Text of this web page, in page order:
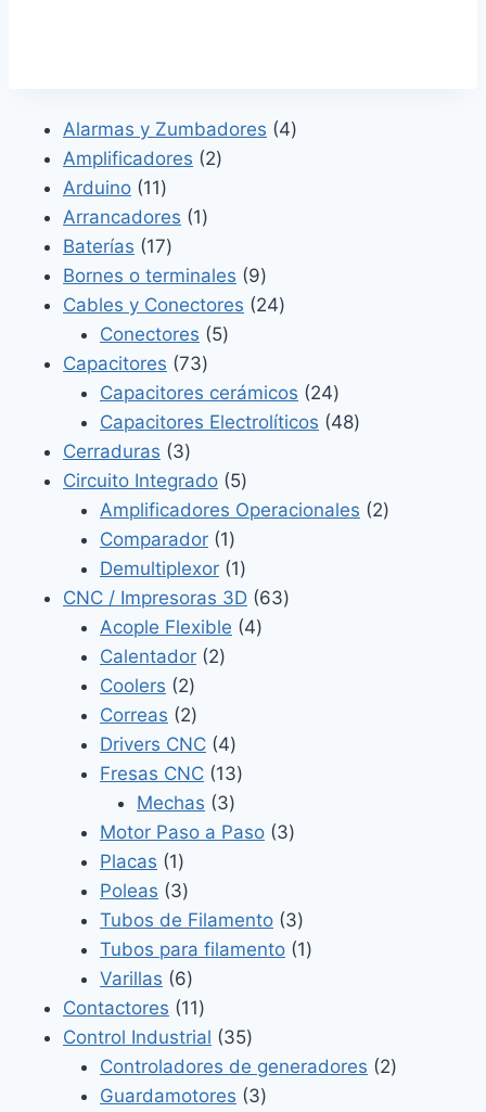
Alarmas y Zumbadores 44
Amplificadores 22
Arduino 1111
productos
Arrancadores 11
Baterías 1717
productos
Bornes o terminales 99
productos
Cables y Conectores 2424
Conectores 55
Capacitores 7373
productos
Capacitores cerámicos 2424
productos
Capacitores Electrolíticos 4848
Cerraduras 33
productos
Circuito Integrado 55
productos
Amplificadores Operacionales 22
Comparador 11
producto
Demultiplexor 11
producto
CNC / Impresoras 3D 6363
Acople Flexible 44
Calentador 22
Coolers 22
productos
Correas 22
productos
Drivers CNC 44
productos
Fresas CNC 1313
Mechas 33
productos
Motor Paso a Paso 33
Placas 11
producto
Poleas 33
productos
Tubos de Filamento 33
productos
Tubos para filamento 11
Varillas 66
productos
Contactores 1111
productos
Control Industrial 3535
productos
Controladores de generadores 22
Guardamotores 33